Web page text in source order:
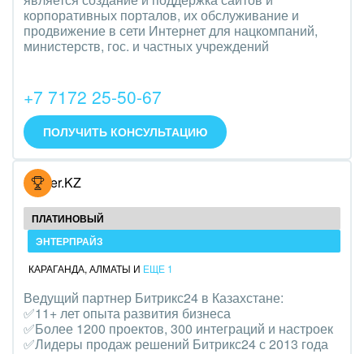
Трудоустройство
PR, маркетинг, реклама,
АПК и пищевая промышленность
Выставки, семинары, конференции
Горнодобывающая отрасль
Досуг, туризм и отдых
комплексов
Инвестиционный бизнес
корпоративных порталов, их обслуживание и
продвижение в сети Интернет для нацкомпаний,
министерств, гос. и частных учреждений
+7 7172 25-50-67
ПОЛУЧИТЬ КОНСУЛЬТАЦИЮ
Hoster.KZ
ПЛАТИНОВЫЙ
ЭНТЕРПРАЙЗ
КАРАГАНДА, АЛМАТЫ И ЕЩЕ 1
Ведущий партнер Битрикс24 в Казахстане:
✅11+ лет опыта развития бизнеса
✅Более 1200 проектов, 300 интеграций и настроек
✅Лидеры продаж решений Битрикс24 с 2013 года